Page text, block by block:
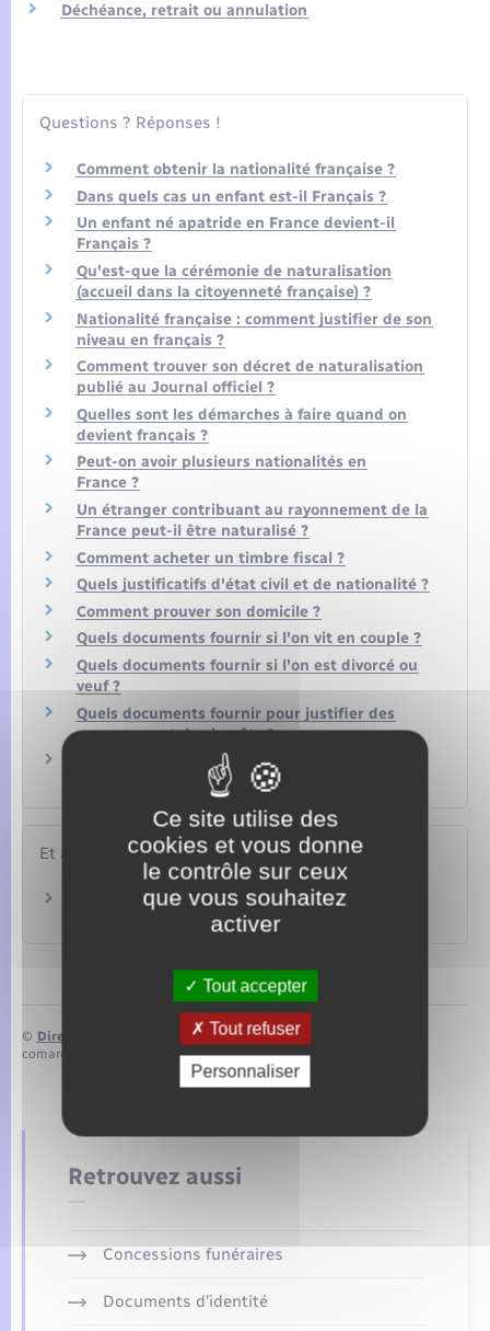
Déchéance, retrait ou annulation
Questions ? Réponses !
Comment obtenir la nationalité française ?
Dans quels cas un enfant est-il Français ?
Un enfant né apatride en France devient-il
Français ?
Qu'est-que la cérémonie de naturalisation
(accueil dans la citoyenneté française) ?
Nationalité française : comment justifier de son
niveau en français ?
Comment trouver son décret de naturalisation
publié au Journal officiel ?
Quelles sont les démarches à faire quand on
devient français ?
Peut-on avoir plusieurs nationalités en
France ?
Un étranger contribuant au rayonnement de la
France peut-il être naturalisé ?
Comment acheter un timbre fiscal ?
Quels justificatifs d'état civil et de nationalité ?
Comment prouver son domicile ?
Quels documents fournir si l'on vit en couple ?
Quels documents fournir si l'on est divorcé ou
veuf ?
Quels documents fournir pour justifier des
ressources et des impôts ?
Quels justificatifs fournir pour les enfants
Et aussi
Certificat de nationalité française (CNF)
Papiers – Citoyenneté – Élections
© Direction de l’information légale et administrative
comarquage developpé parbaseo.io
Retrouvez aussi
Concessions funéraires
Documents d’identité
Ce site utilise des
cookies et vous donne
le contrôle sur ceux
que vous souhaitez
activer
Tout accepter
Tout refuser
Personnaliser